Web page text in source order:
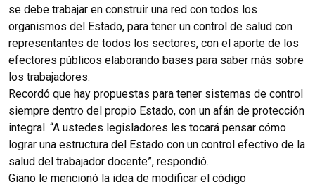
se debe trabajar en construir una red con todos los
organismos del Estado, para tener un control de salud con
representantes de todos los sectores, con el aporte de los
efectores públicos elaborando bases para saber más sobre
los trabajadores.
Recordó que hay propuestas para tener sistemas de control
siempre dentro del propio Estado, con un afán de protección
integral. “A ustedes legisladores les tocará pensar cómo
lograr una estructura del Estado con un control efectivo de la
salud del trabajador docente”, respondió.
Giano le mencionó la idea de modificar el código